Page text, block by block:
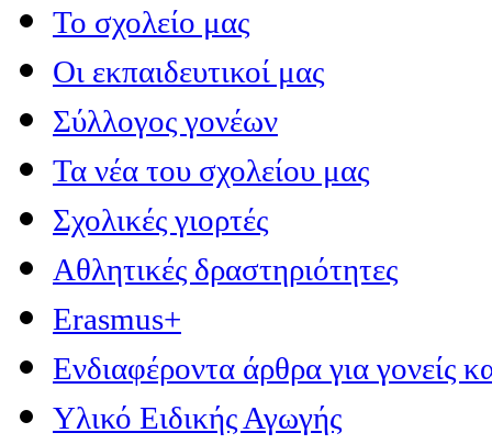
Το σχολείο μας
Οι εκπαιδευτικοί μας
Σύλλογος γονέων
Τα νέα του σχολείου μας
Σχολικές γιορτές
Αθλητικές δραστηριότητες
Erasmus+
Ενδιαφέροντα άρθρα για γονείς
Υλικό Ειδικής Αγωγής